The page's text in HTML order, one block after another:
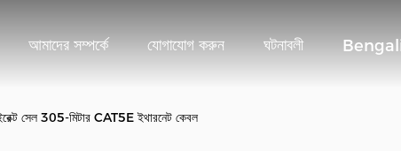
আমাদের সম্পর্কে যোগাযোগ করুন ঘটনাবলী
সেল 305-মিটার CAT5E ইথারনেট কেবল